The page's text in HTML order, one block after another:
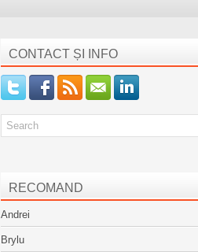
CONTACT ȘI INFO
RECOMAND
Andrei
Brylu